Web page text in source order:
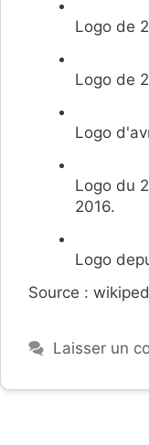
Logo de
Logo de
Logo
Logo du
2016.
Logo
Source :
Laisser un